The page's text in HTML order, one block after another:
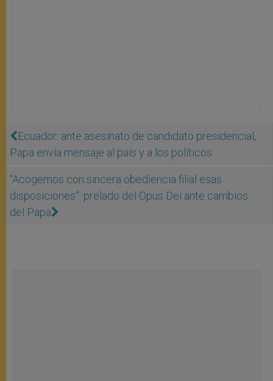
Ecuador: ante asesinato de candidato presidencial,
Papa envía mensaje al país y a los políticos
“Acogemos con sincera obediencia filial esas
disposiciones”: prelado del Opus Dei ante cambios
del Papa